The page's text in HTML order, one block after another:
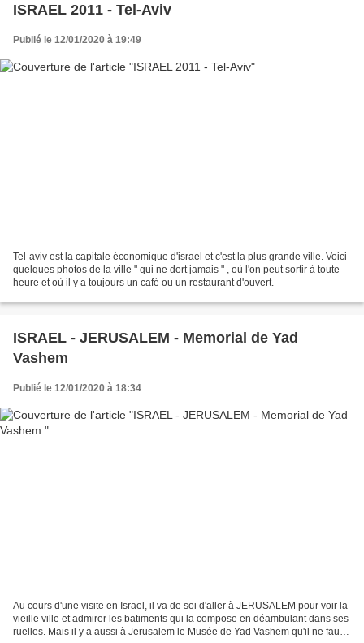
ISRAEL 2011 - Tel-Aviv
Publié le 12/01/2020 à 19:49
Tel-aviv est la capitale économique d'israel et c'est la plus grande ville. Voici
quelques photos de la ville " qui ne dort jamais " , où l'on peut sortir à toute
heure et où il y a toujours un café ou un restaurant d'ouvert.
ISRAEL - JERUSALEM - Memorial de Yad
Vashem
Publié le 12/01/2020 à 18:34
Au cours d'une visite en Israel, il va de soi d'aller à JERUSALEM pour voir la
vieille ville et admirer les batiments qui la compose en déambulant dans ses
ruelles. Mais il y a aussi à Jerusalem le Musée de Yad Vashem qu'il ne faut